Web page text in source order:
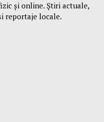
și online. Știri actuale,
reportaje locale.